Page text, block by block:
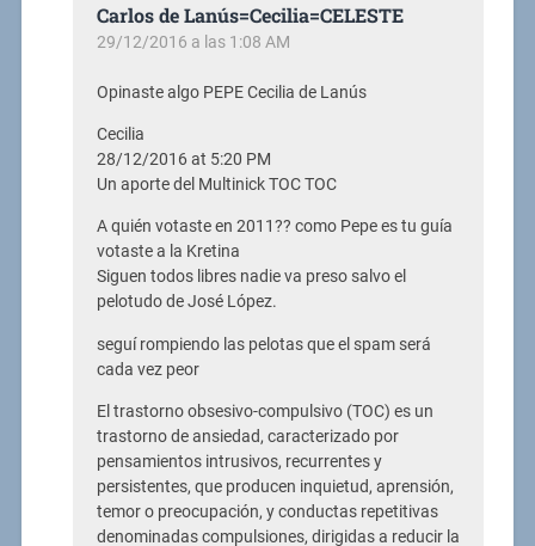
Carlos de Lanús=Cecilia=CELESTE
29/12/2016 a las 1:08 AM
Opinaste algo PEPE Cecilia de Lanús
Cecilia
28/12/2016 at 5:20 PM
Un aporte del Multinick TOC TOC
A quién votaste en 2011?? como Pepe es tu guía
votaste a la Kretina
Siguen todos libres nadie va preso salvo el
pelotudo de José López.
seguí rompiendo las pelotas que el spam será
cada vez peor
El trastorno obsesivo-compulsivo (TOC) es un
trastorno de ansiedad, caracterizado por
pensamientos intrusivos, recurrentes y
persistentes, que producen inquietud, aprensión,
temor o preocupación, y conductas repetitivas
denominadas compulsiones, dirigidas a reducir la